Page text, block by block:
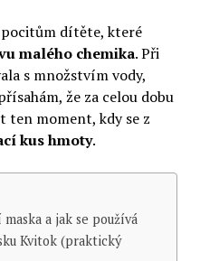
dítěte, které
malého chemika. Při
s množstvím vody,
že za celou dobu
ten moment, kdy se z
kus hmoty.
a jak se používá
Kvitok (praktický